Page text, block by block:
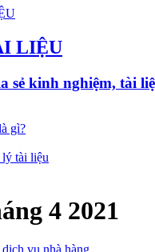
LIỆU
sẻ kinh nghiệm, tài
gì?
lý tài liệu
4 2021